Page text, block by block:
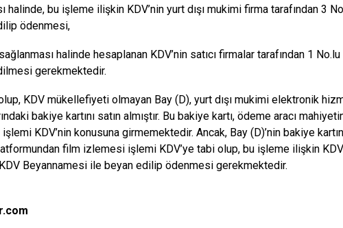
halinde, bu işleme ilişkin KDV’nin yurt dışı mukimi firma tarafından 3
ödenmesi,
halinde hesaplanan KDV’nin satıcı firmalar tarafından 1
gerekmektedir.
KDV mükellefiyeti olmayan Bay (D), yurt dışı mukimi elektronik
bakiye kartını satın almıştır. Bu bakiye kartı, ödeme aracı
KDV’nin konusuna girmemektedir. Ancak, Bay (D)’nin bakiye
film izlemesi işlemi KDV’ye tabi olup, bu işleme ilişkin
Beyannamesi ile beyan edilip ödenmesi gerekmektedir.